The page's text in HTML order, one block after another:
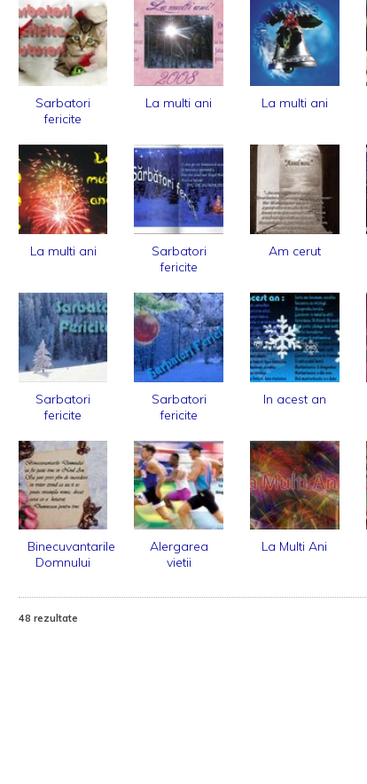
Sarbatori
fericite
La multi ani La multi ani
La multi ani
Sarbatori
fericite
Am cerut
Sarbatori
fericite
Sarbatori
fericite
In acest an
Binecuvantarile
Domnului
Alergarea
vietii
La Multi Ani
48 rezultate